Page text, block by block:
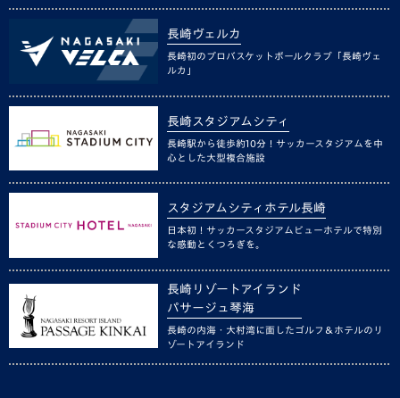
長崎ヴェルカ
長崎初のプロバスケットボールクラブ「長崎ヴェ
ルカ」
長崎スタジアムシティ
長崎駅から徒歩約10分！サッカースタジアムを中
心とした大型複合施設
スタジアムシティホテル長崎
日本初！サッカースタジアムビューホテルで特別
な感動とくつろぎを。
長崎リゾートアイランド
パサージュ琴海
長崎の内海・大村湾に面したゴルフ＆ホテルのリ
ゾートアイランド